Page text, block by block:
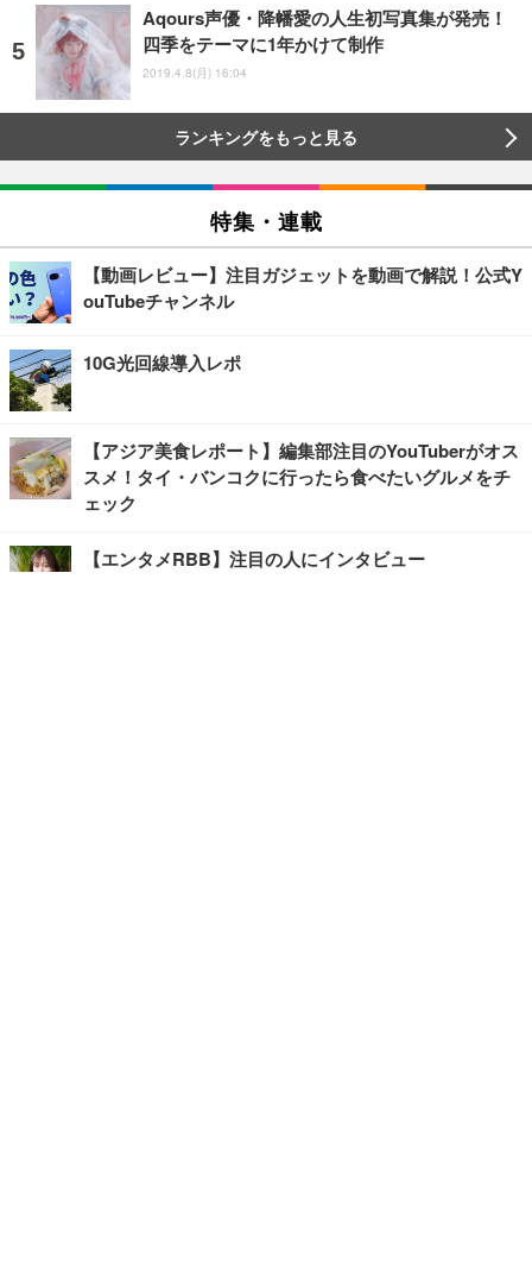
Aqours声優・降幡愛の人生初写真集が発売！
四季をテーマに1年かけて制作
2019.4.8(月) 16:04
ランキングをもっと見る
特集・連載
【動画レビュー】注目ガジェットを動画で解説！公式Y
ouTubeチャンネル
10G光回線導入レポ
【アジア美食レポート】編集部注目のYouTuberがオス
スメ！タイ・バンコクに行ったら食べたいグルメをチ
ェック
【エンタメRBB】注目の人にインタビュー